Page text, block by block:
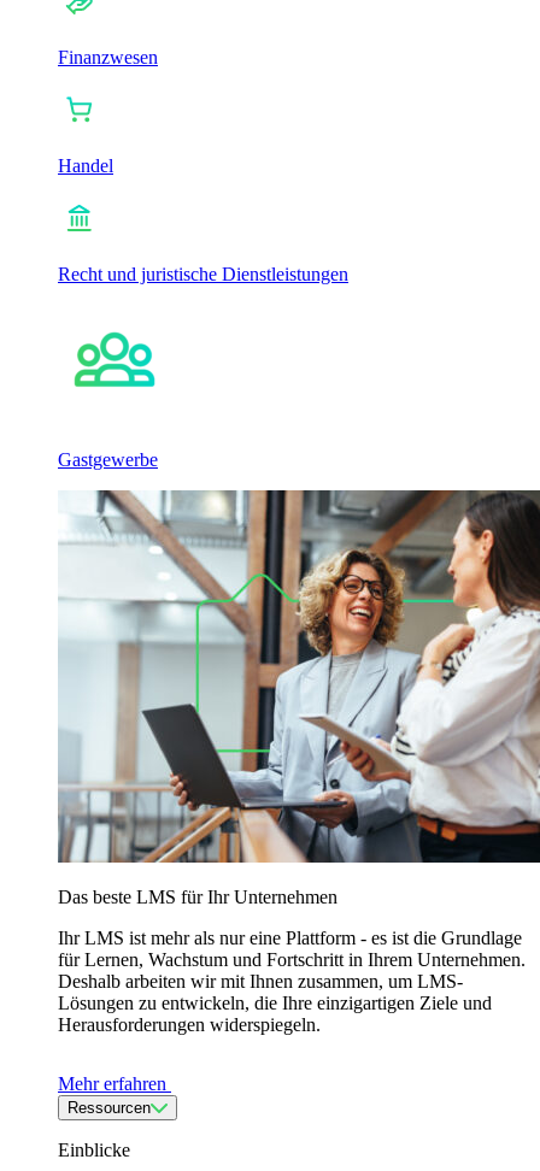
Finanzwesen
Handel
Recht und juristische Dienstleistungen
Gastgewerbe
Das beste LMS für Ihr Unternehmen
Ihr LMS ist mehr als nur eine Plattform - es ist die Grundlage
für Lernen, Wachstum und Fortschritt in Ihrem Unternehmen.
Deshalb arbeiten wir mit Ihnen zusammen, um LMS-
Lösungen zu entwickeln, die Ihre einzigartigen Ziele und
Herausforderungen widerspiegeln.
Mehr erfahren
Ressourcen
Einblicke